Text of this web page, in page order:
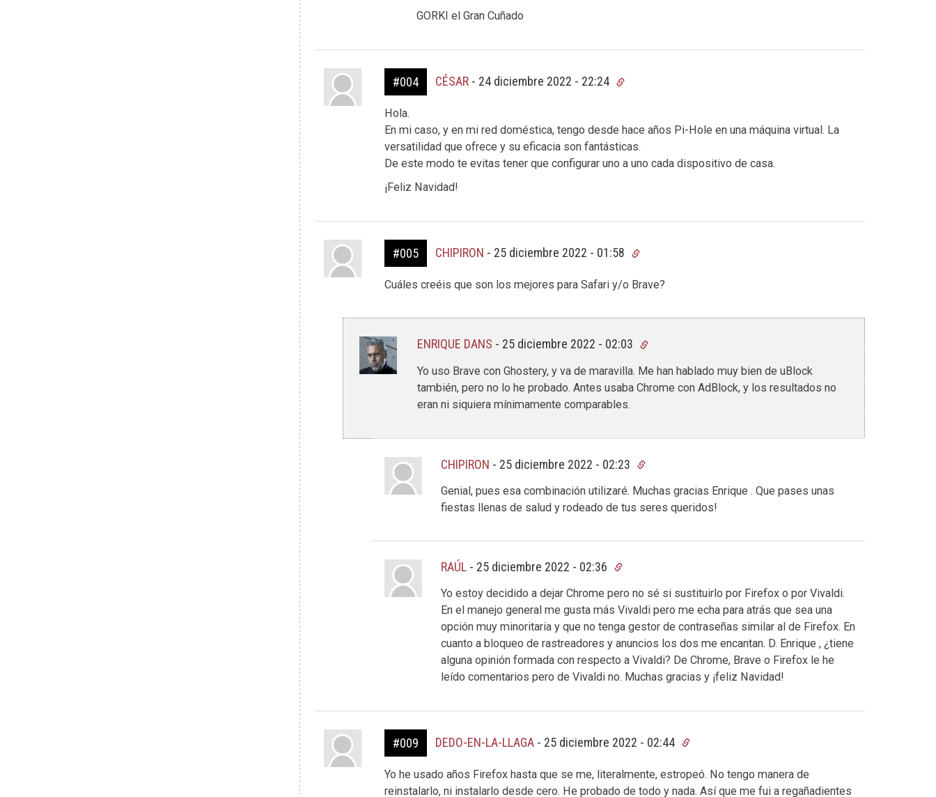
GORKI el Gran Cuñado
#004 CÉSAR- 24 diciembre 2022 - 22:24
Hola.
En mi caso, y en mi red doméstica, tengo desde hace años Pi-Hole en una máquina virtual. La
versatilidad que ofrece y su eficacia son fantásticas.
De este modo te evitas tener que configurar uno a uno cada dispositivo de casa.
¡Feliz Navidad!
#005 CHIPIRON - 25 diciembre 2022 - 01:58
Cuáles creéis que son los mejores para Safari y/o Brave?
ENRIQUE DANS - 25 diciembre 2022 - 02:03
Yo uso Brave con Ghostery, y va de maravilla. Me han hablado muy bien de uBlock
también, pero no lo he probado. Antes usaba Chrome con AdBlock, y los resultados no
eran ni siquiera mínimamente comparables.
CHIPIRON - 25 diciembre 2022 - 02:23
Genial, pues esa combinación utilizaré. Muchas gracias Enrique . Que pases unas
fiestas llenas de salud y rodeado de tus seres queridos!
RAÚL - 25 diciembre 2022 - 02:36
Yo estoy decidido a dejar Chrome pero no sé si sustituirlo por Firefox o por Vivaldi.
En el manejo general me gusta más Vivaldi pero me echa para atrás que sea una
opción muy minoritaria y que no tenga gestor de contraseñas similar al de Firefox. En
cuanto a bloqueo de rastreadores y anuncios los dos me encantan. D. Enrique , ¿tiene
alguna opinión formada con respecto a Vivaldi? De Chrome, Brave o Firefox le he
leído comentarios pero de Vivaldi no. Muchas gracias y ¡feliz Navidad!
#009 DEDO-EN-LA-LLAGA- 25 diciembre 2022 - 02:44
Yo he usado años Firefox hasta que se me, literalmente, estropeó. No tengo manera de
reinstalarlo, ni instalarlo desde cero. He probado de todo y nada. Así que me fui a regañadientes